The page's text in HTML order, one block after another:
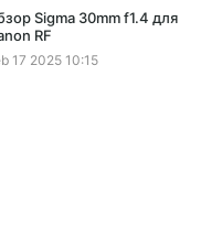
- 15%
Sigma 30mm f1.4 для
RF
17 2025 10:15